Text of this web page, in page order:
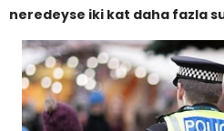
neredeyse iki kat daha fazla